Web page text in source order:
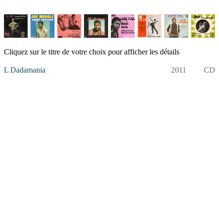
Cliquez sur le titre de votre choix pour afficher les détails
L Dadamania 2011 CD